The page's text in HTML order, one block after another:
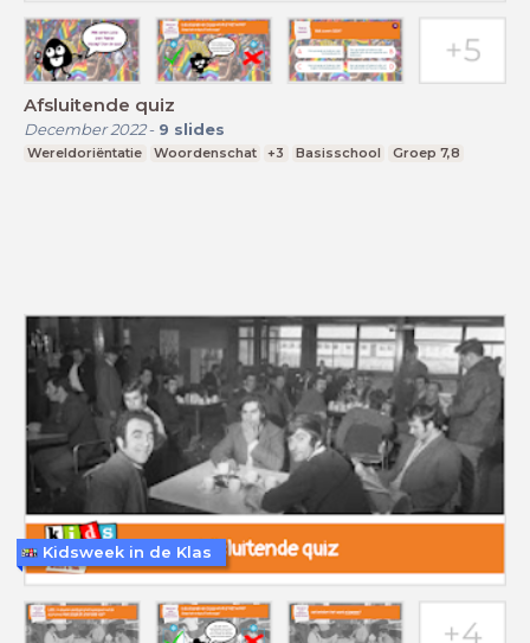
Afsluitende quiz
December 2022- 9 slides
Wereldoriëntatie Woordenschat +3 Basisschool Groep 7,8
Kidsweek in de Klas